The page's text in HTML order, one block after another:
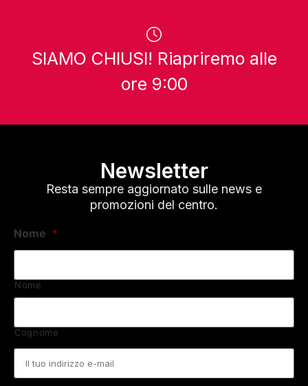
SIAMO CHIUSI! Riapriremo alle
ore 9:00
Newsletter
Resta sempre aggiornato sulle news e
promozioni del centro.
Nome *
Nome
Cognome